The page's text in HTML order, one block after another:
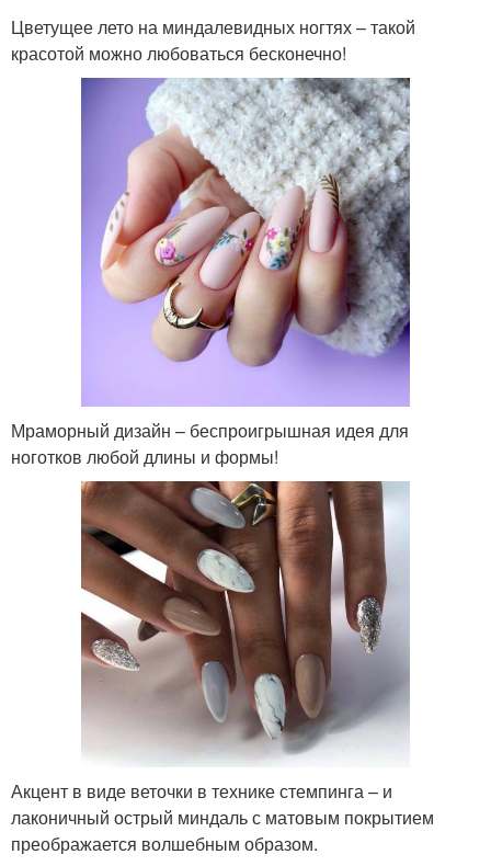
Цветущее лето на миндалевидных ногтях – такой
красотой можно любоваться бесконечно!
Мраморный дизайн – беспроигрышная идея для
ноготков любой длины и формы!
Акцент в виде веточки в технике стемпинга – и
лаконичный острый миндаль с матовым покрытием
преображается волшебным образом.